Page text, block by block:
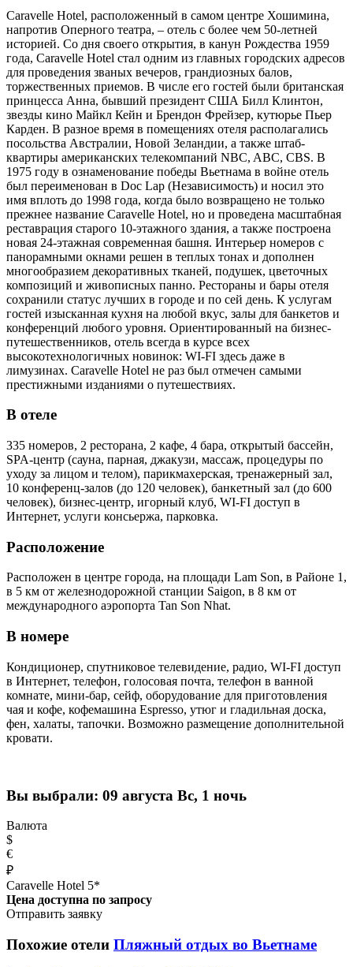
Caravelle Hotel, расположенный в самом центре Хошимина,
напротив Оперного театра, – отель с более чем 50-летней
историей. Со дня своего открытия, в канун Рождества 1959
года, Caravelle Hotel стал одним из главных городских адресов
для проведения званых вечеров, грандиозных балов,
торжественных приемов. В числе его гостей были британская
принцесса Анна, бывший президент США Билл Клинтон,
звезды кино Майкл Кейн и Брендон Фрейзер, кутюрье Пьер
Карден. В разное время в помещениях отеля располагались
посольства Австралии, Новой Зеландии, а также штаб-
квартиры американских телекомпаний NBC, ABC, CBS. В
1975 году в ознаменование победы Вьетнама в войне отель
был переименован в Doc Lap (Независимость) и носил это
имя вплоть до 1998 года, когда было возвращено не только
прежнее название Caravelle Hotel, но и проведена масштабная
реставрация старого 10-этажного здания, а также построена
новая 24-этажная современная башня. Интерьер номеров с
панорамными окнами решен в теплых тонах и дополнен
многообразием декоративных тканей, подушек, цветочных
композиций и живописных панно. Рестораны и бары отеля
сохранили статус лучших в городе и по сей день. К услугам
гостей изысканная кухня на любой вкус, залы для банкетов и
конференций любого уровня. Ориентированный на бизнес-
путешественников, отель всегда в курсе всех
высокотехнологичных новинок: WI-FI здесь даже в
лимузинах. Caravelle Hotel не раз был отмечен самыми
престижными изданиями о путешествиях.
В отеле
335 номеров, 2 ресторана, 2 кафе, 4 бара, открытый бассейн,
SPA-центр (сауна, парная, джакузи, массаж, процедуры по
уходу за лицом и телом), парикмахерская, тренажерный зал,
10 конференц-залов (до 120 человек), банкетный зал (до 600
человек), бизнес-центр, игорный клуб, WI-FI доступ в
Интернет, услуги консьержа, парковка.
Расположение
Расположен в центре города, на площади Lam Son, в Районе 1,
в 5 км от железнодорожной станции Saigon, в 8 км от
международного аэропорта Tan Son Nhat.
В номере
Кондиционер, спутниковое телевидение, радио, WI-FI доступ
в Интернет, телефон, голосовая почта, телефон в ванной
комнате, мини-бар, сейф, оборудование для приготовления
чая и кофе, кофемашина Espresso, утюг и гладильная доска,
фен, халаты, тапочки. Возможно размещение дополнительной
кровати.
Вы выбрали: 09 августа Вс, 1 ночь
Валюта
$
€
₽
Caravelle Hotel 5*
Цена доступна по запросу
Отправить заявку
Похожие отели Пляжный отдых во Вьетнаме